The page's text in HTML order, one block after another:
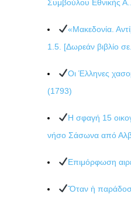
Συμβούλου Εθνικής Α...
«Μακεδονία.
1.5. [Δωρεάν βιβλίο
Οι Έλληνες
(1793)
Η σφαγή 15
νήσο Σάσωνα από
Επιμόρφωση
Ὅταν ἡ